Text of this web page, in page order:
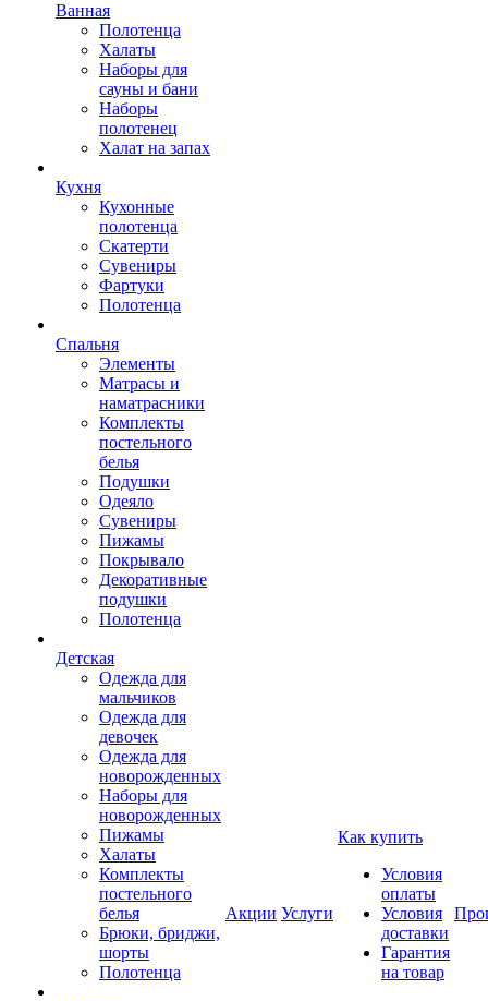
Ванная
Полотенца
Халаты
Наборы для
сауны и бани
Наборы
полотенец
Халат на запах
Кухня
Кухонные
полотенца
Скатерти
Сувениры
Фартуки
Полотенца
Спальня
Элементы
Матрасы и
наматрасники
Комплекты
постельного
белья
Подушки
Одеяло
Сувениры
Пижамы
Покрывало
Декоративные
подушки
Полотенца
Детская
Одежда для
мальчиков
Одежда для
девочек
Одежда для
новорожденных
Наборы для
новорожденных
Пижамы
Халаты
Комплекты
постельного
белья
Брюки, бриджи,
шорты
Полотенца
Акции Услуги
Как купить
Условия
оплаты
Условия
доставки
Гарантия
на товар